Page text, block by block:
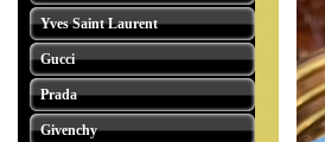
Yves Saint Laurent
Gucci
Prada
Givenchy